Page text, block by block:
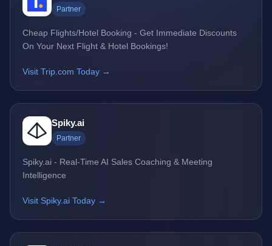
Partner
Cheap Flights/Hotel Booking - Get Immediate Discounts
On Your Next Flight & Hotel Bookings!
Visit Trip.com Today →
Spiky.ai
Partner
Spiky.ai - Real-Time AI Sales Coaching & Meeting
Intelligence
Visit Spiky.ai Today →